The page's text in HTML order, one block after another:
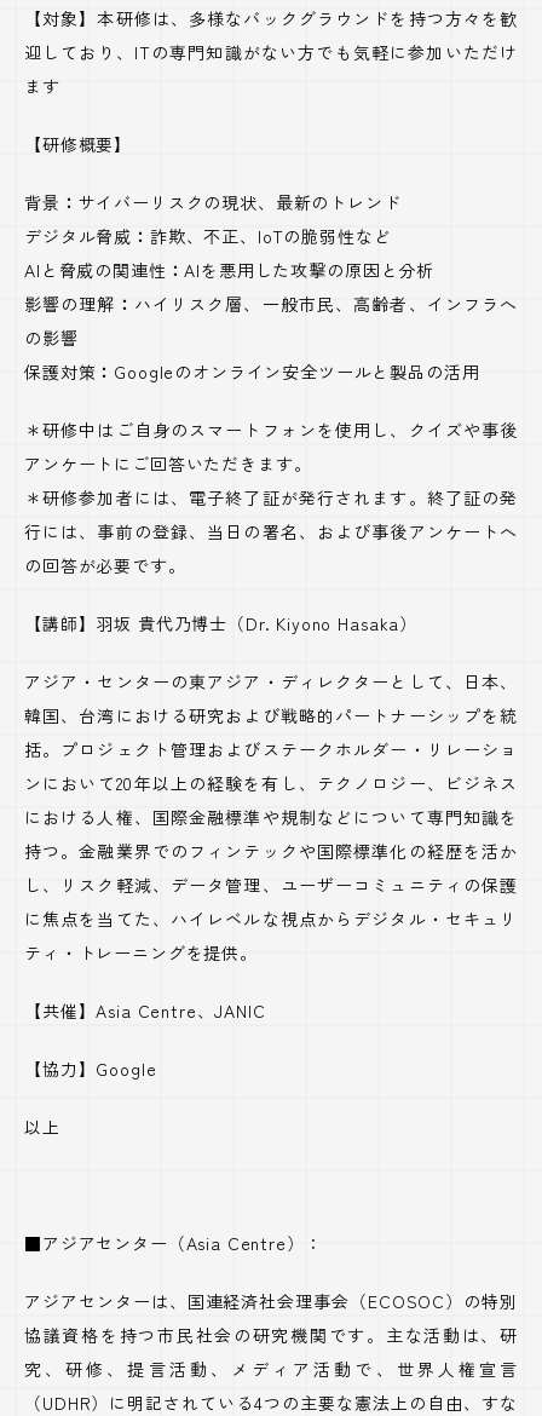
【対象】本研修は、多様なバックグラウンドを持つ方々を歓
迎しており、ITの専門知識がない方でも気軽に参加いただけ
ます
【研修概要】
背景 ： サイバーリスクの現状、最新のトレンド
デジタル脅威 ： 詐欺、不正、IoTの脆弱性など
AI と脅威の関連性 ：AIを悪用した攻撃の原因と分析
影響の理解 ： ハイリスク層、一般市民、高齢者、インフラへ
の影響
保護対策 ： Googleのオンライン安全ツールと製品の活用
＊研修中はご自身のスマートフォンを使用し、クイズや事後
アンケートにご回答いただきます。
＊研修参加者には、電子終了証が発行されます。終了証の発
行には、事前の登録、当日の署名、および事後アンケートへ
の回答が必要です。
【講師】羽坂 貴代乃博士（Dr. Kiyono Hasaka）
アジア・センターの東アジア・ディレクターとして、日本、
韓国、台湾における研究および戦略的パートナーシップを統
括。プロジェクト管理およびステークホルダー・リレーショ
ンにおいて20年以上の経験を有し、テクノロジー、ビジネス
における人権、国際金融標準や規制などについて専門知識を
持つ。金融業界でのフィンテックや国際標準化の経歴を活か
し、リスク軽減、データ管理、ユーザーコミュニティの保護
に焦点を当てた、ハイレベルな視点からデジタル・セキュリ
ティ・トレーニングを提供。
【共催】Asia Centre、JANIC
【協力】Google
以上
■アジアセンター（Asia Centre）：
アジアセンターは、国連経済社会理事会（ECOSOC）の特別
協議資格を持つ市民社会の研究機関です。主な活動は、研
究、研修、提言活動、メディア活動で、世界人権宣言
（UDHR）に明記されている4つの主要な憲法上の自由、すな